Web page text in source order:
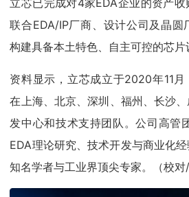
立芯已完成对4家EDA企业的资产
联合EDA/IP厂商、设计公司及晶圆
构建具备本土特色、自主可控的芯片
资料显示，立芯成立于2020年11月
在上海、北京、深圳、福州、长沙
发中心和技术支持团队。公司高管
EDA理论研究、技术开发与商业化
知名学者与工业界顶尖专家。（校对/